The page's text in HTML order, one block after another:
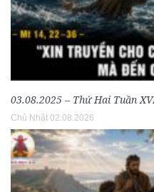
03.08.2025 – Thứ Hai Tuần
Chủ Nhật 02.08.2026